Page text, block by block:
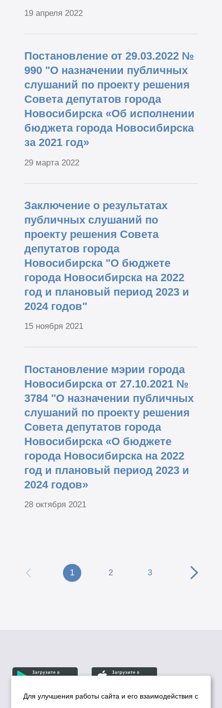
19 апреля 2022
Постановление от 29.03.2022 №
990 "О назначении публичных
слушаний по проекту решения
Совета депутатов города
Новосибирска «Об исполнении
бюджета города Новосибирска
за 2021 год»
29 марта 2022
Заключение о результатах
публичных слушаний по
проекту решения Совета
депутатов города
Новосибирска "О бюджете
города Новосибирска на 2022
год и плановый период 2023 и
2024 годов"
15 ноября 2021
Постановление мэрии города
Новосибирска от 27.10.2021 №
3784 "О назначении публичных
слушаний по проекту решения
Совета депутатов города
Новосибирска «О бюджете
города Новосибирска на 2022
год и плановый период 2023 и
2024 годов»
28 октября 2021
1 2 3
Для улучшения работы сайта и его взаимодействия с